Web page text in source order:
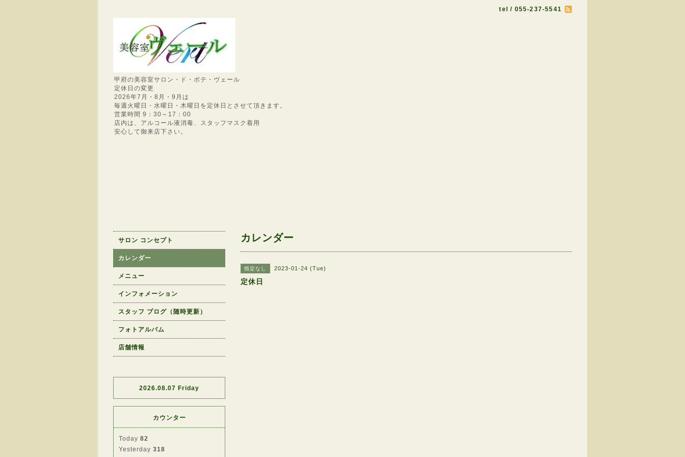
tel / 055-237-5541
甲府の美容室サロン・ド・ボテ・ヴェール
定休日の変更
2026年7月・8月・9月は
毎週火曜日・水曜日・木曜日を定休日とさせて頂きます。
営業時間 9：30～17：00
店内は、アルコール液消毒、スタッフマスク着用
安心して御来店下さい。
カレンダー
指定なし 2023-01-24 (Tue)
定休日
サロン コンセプト
カレンダー
メニュー
インフォメーション
スタッフ ブログ（随時更新）
フォトアルバム
店舗情報
2026.08.07 Friday
カウンター
Today 82
Yesterday 318